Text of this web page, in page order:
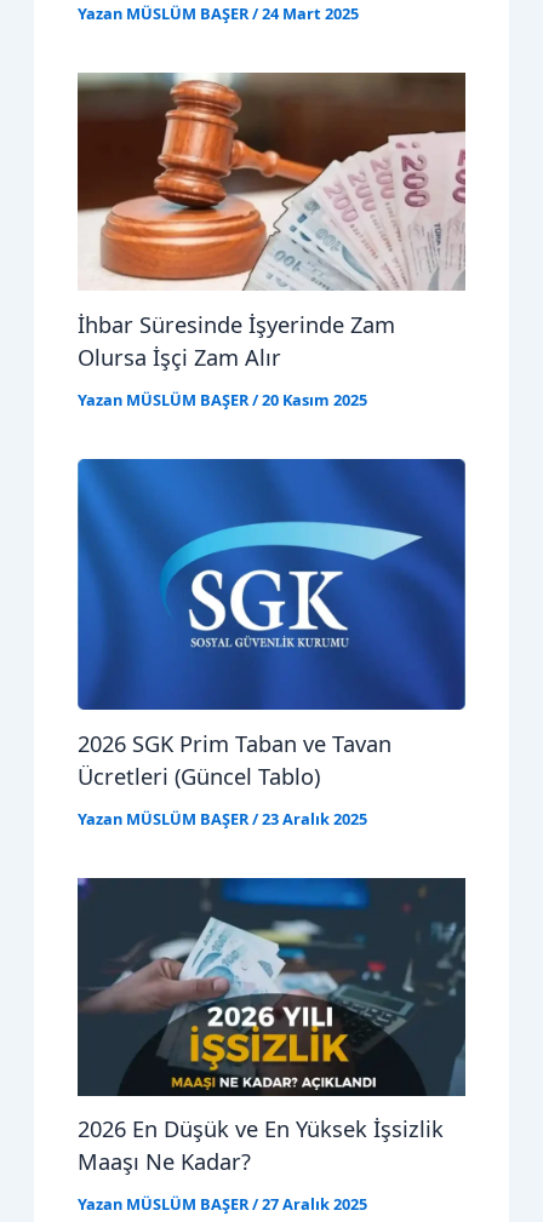
Yazan MÜSLÜM BAŞER/24 Mart 2025
İhbar Süresinde İşyerinde Zam
Olursa İşçi Zam Alır
Yazan MÜSLÜM BAŞER/20 Kasım 2025
2026 SGK Prim Taban ve Tavan
Ücretleri (Güncel Tablo)
Yazan MÜSLÜM BAŞER/23 Aralık 2025
2026 En Düşük ve En Yüksek İşsizlik
Maaşı Ne Kadar?
Yazan MÜSLÜM BAŞER/27 Aralık 2025